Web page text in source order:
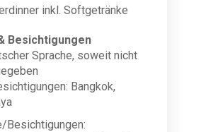
inkl. Softgetränke
Besichtigungen
Sprache, soweit nicht
Bangkok,
Besichtigungen: